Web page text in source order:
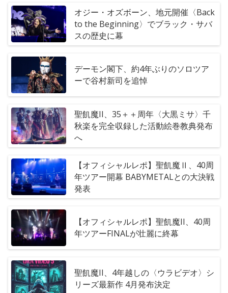
オジー・オズボーン、地元開催〈Back
to the Beginning〉でブラック・サバ
スの歴史に幕
デーモン閣下、約4年ぶりのソロツア
ーで谷村新司を追悼
聖飢魔II、35＋＋周年〈大黒ミサ〉千
秋楽を完全収録した活動絵巻教典発布
へ
【オフィシャルレポ】聖飢魔Ⅱ、40周
年ツアー開幕 BABYMETALとの大決戦
発表
【オフィシャルレポ】聖飢魔II、40周
年ツアーFINALが壮麗に終幕
聖飢魔II、4年越しの〈ウラビデオ〉シ
リーズ最新作 4月発布決定